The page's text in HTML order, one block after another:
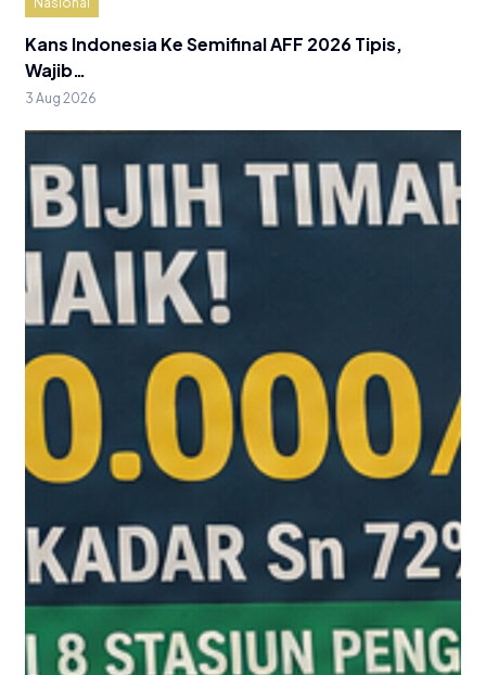
Kans Indonesia Ke Semifinal AFF 2026 Tipis,
Wajib…
3 Aug 2026